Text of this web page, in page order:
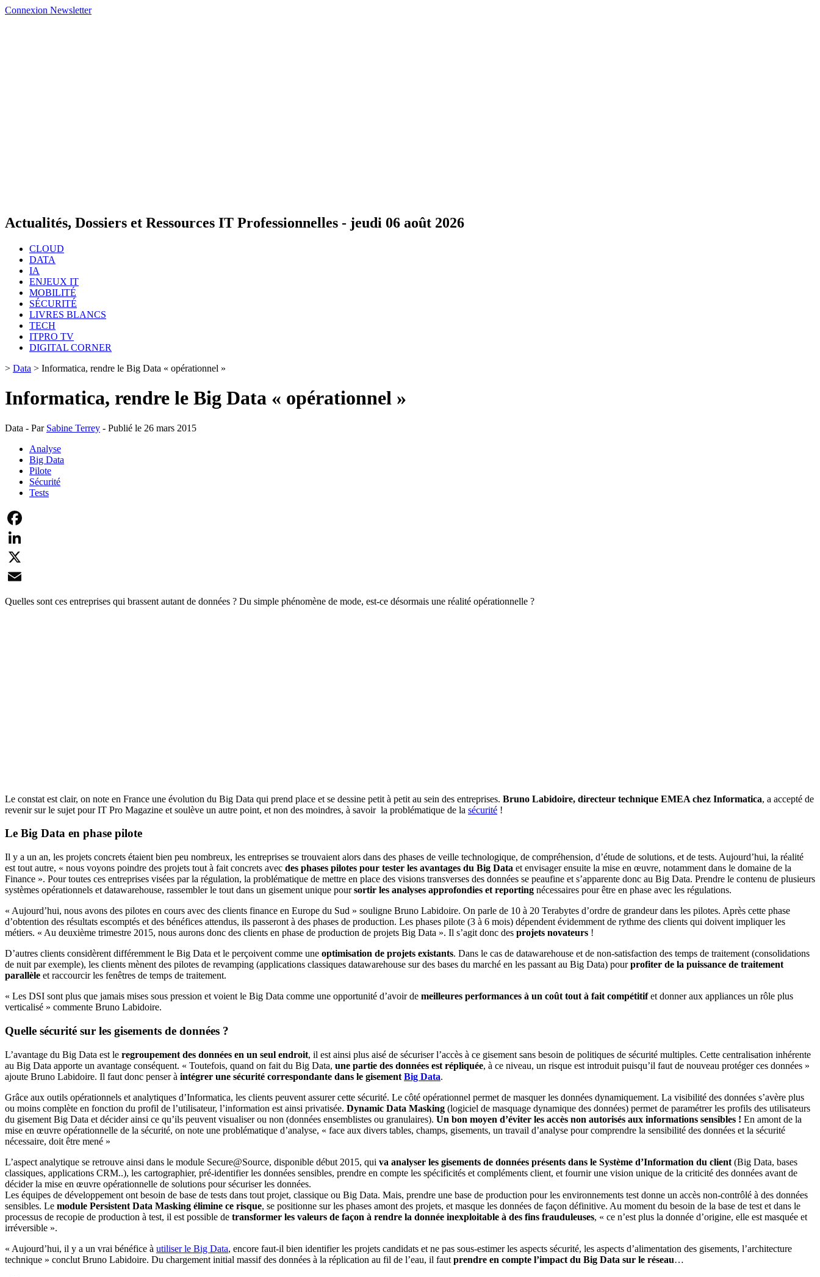
Connexion Newsletter
Actualités, Dossiers et Ressources IT Professionnelles - jeudi 06 août 2026
CLOUD
DATA
IA
ENJEUX IT
MOBILITÉ
SÉCURITÉ
LIVRES BLANCS
TECH
ITPRO TV
DIGITAL CORNER
> Data > Informatica, rendre le Big Data « opérationnel »
Informatica, rendre le Big Data « opérationnel »
Data - Par Sabine Terrey - Publié le 26 mars 2015
Analyse
Big Data
Pilote
Sécurité
Tests
Facebook
LinkedIn
X
Email
Quelles sont ces entreprises qui brassent autant de données ? Du simple phénomène de mode, est-ce désormais une réalité opérationnelle ?
Le constat est clair, on note en France une évolution du Big Data qui prend place et se dessine petit à petit au sein des entreprises. Bruno Labidoire, directeur technique EMEA chez Informatica, a accepté de
revenir sur le sujet pour IT Pro Magazine et soulève un autre point, et non des moindres, à savoir la problématique de la sécurité !
Le Big Data en phase pilote
Il y a un an, les projets concrets étaient bien peu nombreux, les entreprises se trouvaient alors dans des phases de veille technologique, de compréhension, d’étude de solutions, et de tests. Aujourd’hui, la réalité
est tout autre, « nous voyons poindre des projets tout à fait concrets avec des phases pilotes pour tester les avantages du Big Data et envisager ensuite la mise en œuvre, notamment dans le domaine de la
Finance ». Pour toutes ces entreprises visées par la régulation, la problématique de mettre en place des visions transverses des données se peaufine et s’apparente donc au Big Data. Prendre le contenu de plusieurs
systèmes opérationnels et datawarehouse, rassembler le tout dans un gisement unique poursortir les analyses approfondies et reporting nécessaires pour être en phase avec les régulations.
« Aujourd’hui, nous avons des pilotes en cours avec des clients finance en Europe du Sud » souligne Bruno Labidoire. On parle de 10 à 20 Terabytes d’ordre de grandeur dans les pilotes. Après cette phase
d’obtention des résultats escomptés et des bénéfices attendus, ils passeront à des phases de production. Les phases pilote (3 à 6 mois) dépendent évidemment de rythme des clients qui doivent impliquer les
métiers. « Au deuxième trimestre 2015, nous aurons donc des clients en phase de production de projets Big Data ». Il s’agit donc des projets novateurs !
D’autres clients considèrent différemment le Big Data et le perçoivent comme une optimisation de projets existants. Dans le cas de datawarehouse et de non-satisfaction des temps de traitement (consolidations
de nuit par exemple), les clients mènent des pilotes de revamping (applications classiques datawarehouse sur des bases du marché en les passant au Big Data) pourprofiter de la puissance de traitement
parallèle et raccourcir les fenêtres de temps de traitement.
« Les DSI sont plus que jamais mises sous pression et voient le Big Data comme une opportunité d’avoir de meilleures performances à un coût tout à fait compétitifet donner aux appliances un rôle plus
verticalisé » commente Bruno Labidoire.
Quelle sécurité sur les gisements de données ?
L’avantage du Big Data est le regroupement des données en un seul endroit, il est ainsi plus aisé de sécuriser l’accès à ce gisement sans besoin de politiques de sécurité multiples. Cette centralisation inhérente
au Big Data apporte un avantage conséquent. « Toutefois, quand on fait du Big Data, une partie des données est répliquée, à ce niveau, un risque est introduit puisqu’il faut de nouveau protéger ces données »
ajoute Bruno Labidoire. Il faut donc penser à intégrer une sécurité correspondante dans le gisement Big Data.
Grâce aux outils opérationnels et analytiques d’Informatica, les clients peuvent assurer cette sécurité. Le côté opérationnel permet de masquer les données dynamiquement. La visibilité des données s’avère plus
ou moins complète en fonction du profil de l’utilisateur, l’information est ainsi privatisée. Dynamic Data Masking (logiciel de masquage dynamique des données) permet de paramétrer les profils des utilisateurs
du gisement Big Data et décider ainsi ce qu’ils peuvent visualiser ou non (données ensemblistes ou granulaires). Un bon moyen d’éviter les accès non autorisés aux informations sensibles ! En amont de la
mise en œuvre opérationnelle de la sécurité, on note une problématique d’analyse, « face aux divers tables, champs, gisements, un travail d’analyse pour comprendre la sensibilité des données et la sécurité
nécessaire, doit être mené »
L’aspect analytique se retrouve ainsi dans le module Secure@Source, disponible début 2015, qui va analyser les gisements de données présents dans le Système d’Information du client (Big Data, bases
classiques, applications CRM..), les cartographier, pré-identifier les données sensibles, prendre en compte les spécificités et compléments client, et fournir une vision unique de la criticité des données avant de
décider la mise en œuvre opérationnelle de solutions pour sécuriser les données.
Les équipes de développement ont besoin de base de tests dans tout projet, classique ou Big Data. Mais, prendre une base de production pour les environnements test donne un accès non-contrôlé à des données
sensibles. Le module Persistent Data Masking élimine ce risque, se positionne sur les phases amont des projets, et masque les données de façon définitive. Au moment du besoin de la base de test et dans le
processus de recopie de production à test, il est possible de transformer les valeurs de façon à rendre la donnée inexploitable à des fins frauduleuses, « ce n’est plus la donnée d’origine, elle est masquée et
irréversible ».
« Aujourd’hui, il y a un vrai bénéfice à utiliser le Big Data, encore faut-il bien identifier les projets candidats et ne pas sous-estimer les aspects sécurité, les aspects d’alimentation des gisements, l’architecture
technique » conclut Bruno Labidoire. Du chargement initial massif des données à la réplication au fil de l’eau, il faut prendre en compte l’impact du Big Data sur le réseau…